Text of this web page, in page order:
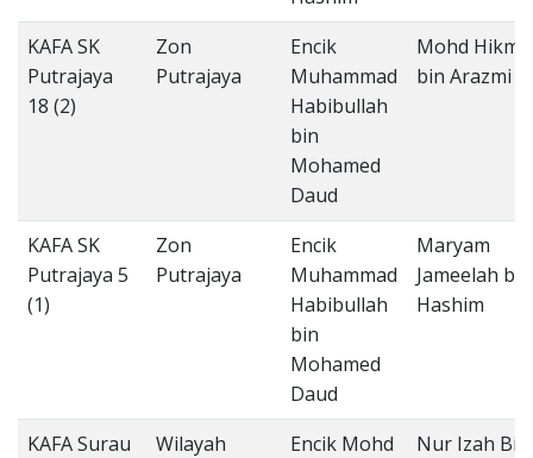
KAFA SK
Putrajaya
18 (2)
Zon
Putrajaya
Encik
Muhammad
Habibullah
bin
Mohamed
Daud
Mohd
bin Arazmi
KAFA SK
Putrajaya 5
(1)
Zon
Putrajaya
Encik
Muhammad
Habibullah
bin
Mohamed
Daud
Maryam
Jameelah
Hashim
KAFA Surau
Wilayah
Encik Mohd
Nur Izah